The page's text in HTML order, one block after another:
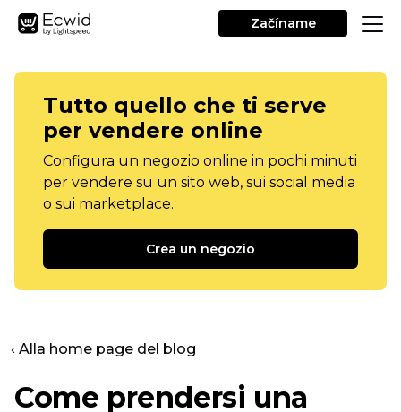
Začíname
Tutto quello che ti serve
per vendere online
Configura un negozio online in pochi minuti
per vendere su un sito web, sui social media
o sui marketplace.
Crea un negozio
‹ Alla home page del blog
Come prendersi una